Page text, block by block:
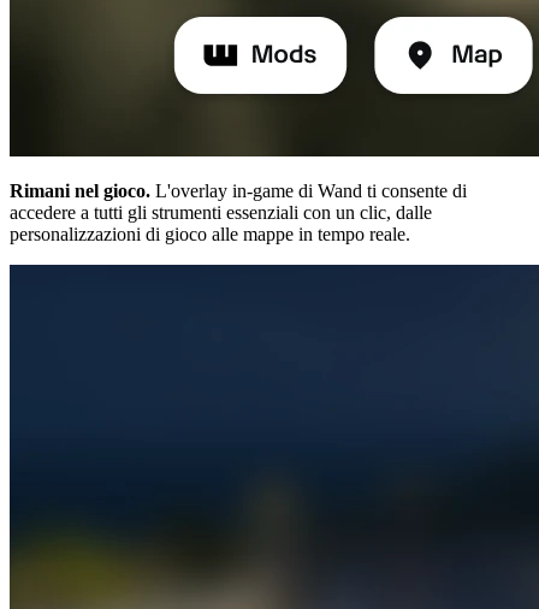
Rimani nel gioco. L'overlay in-game di Wand ti consente di
accedere a tutti gli strumenti essenziali con un clic, dalle
personalizzazioni di gioco alle mappe in tempo reale.